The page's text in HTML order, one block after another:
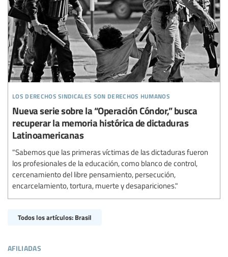
los derechos sindicales son derechos humanos
Nueva serie sobre la “Operación Cóndor,” busca
recuperar la memoria histórica de dictaduras
Latinoamericanas
"Sabemos que las primeras víctimas de las dictaduras fueron
los profesionales de la educación, como blanco de control,
cercenamiento del libre pensamiento, persecución,
encarcelamiento, tortura, muerte y desapariciones."
Todos los artículos: Brasil
afiliadas